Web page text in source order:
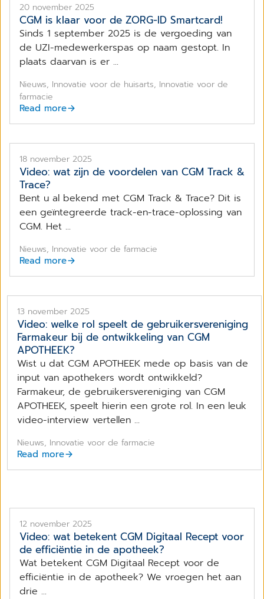
20 november 2025
CGM is klaar voor de ZORG-ID Smartcard!
Sinds 1 september 2025 is de vergoeding van
de UZI-medewerkerspas op naam gestopt. In
plaats daarvan is er ...
Nieuws, Innovatie voor de huisarts, Innovatie voor de
farmacie
Read more
18 november 2025
Video: wat zijn de voordelen van CGM Track &
Trace?
Bent u al bekend met CGM Track & Trace? Dit is
een geïntegreerde track-en-trace-oplossing van
CGM. Het ...
Nieuws, Innovatie voor de farmacie
Read more
13 november 2025
Video: welke rol speelt de gebruikersvereniging
Farmakeur bij de ontwikkeling van CGM
APOTHEEK?
Wist u dat CGM APOTHEEK mede op basis van de
input van apothekers wordt ontwikkeld?
Farmakeur, de gebruikersvereniging van CGM
APOTHEEK, speelt hierin een grote rol. In een leuk
video-interview vertellen ...
Nieuws, Innovatie voor de farmacie
Read more
12 november 2025
Video: wat betekent CGM Digitaal Recept voor
de efficiëntie in de apotheek?
Wat betekent CGM Digitaal Recept voor de
efficiëntie in de apotheek? We vroegen het aan
drie ...